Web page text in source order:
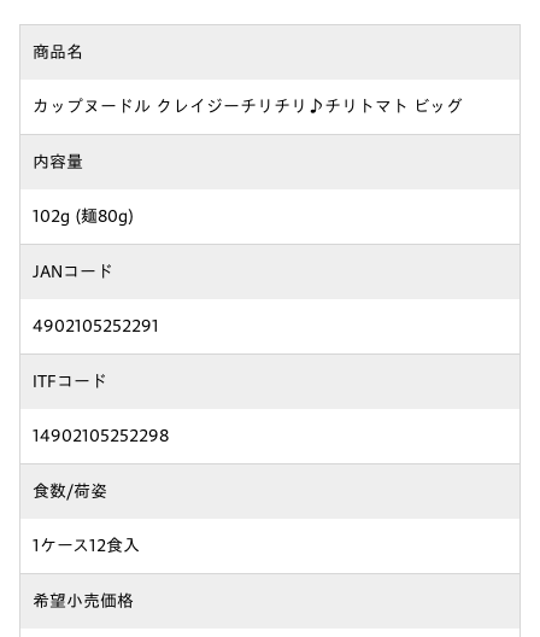
商品名
カップヌードル クレイジーチリチリ♪チリトマト ビッグ
内容量
102g (麺80g)
JANコード
4902105252291
ITFコード
14902105252298
食数/荷姿
1ケース12食入
希望小売価格